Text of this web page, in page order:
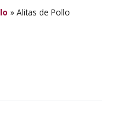
» Alitas de Pollo